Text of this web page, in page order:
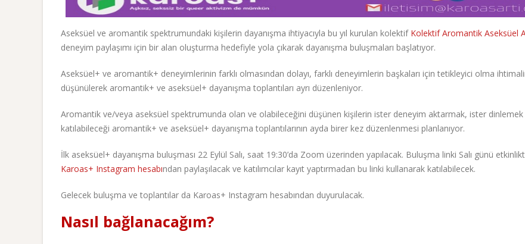
Aseksüel ve aromantik spektrumundaki kişilerin dayanışma ihtiyacıyla bu yıl kurulan kolektif Kolektif Aromantik Aseksüel
deneyim paylaşımı için bir alan oluşturma hedefiyle yola çıkarak dayanışma buluşmaları başlatıyor.
Aseksüel+ ve aromantik+ deneyimlerinin farklı olmasından dolayı, farklı deneyimlerin başkaları için tetikleyici olma
düşünülerek aromantik+ ve aseksüel+ dayanışma toplantıları ayrı düzenleniyor.
Aromantik ve/veya aseksüel spektrumunda olan ve olabileceğini düşünen kişilerin ister deneyim aktarmak, ister dinlemek
katılabileceği aromantik+ ve aseksüel+ dayanışma toplantılarının ayda birer kez düzenlenmesi planlanıyor.
İlk aseksüel+ dayanışma buluşması 22 Eylül Salı, saat 19:30’da Zoom üzerinden yapılacak. Buluşma linki Salı günü
Karoas+ Instagram hesabından paylaşılacak ve katılımcılar kayıt yaptırmadan bu linki kullanarak katılabilecek.
Gelecek buluşma ve toplantılar da Karoas+ Instagram hesabından duyurulacak.
Nasıl bağlanacağım?